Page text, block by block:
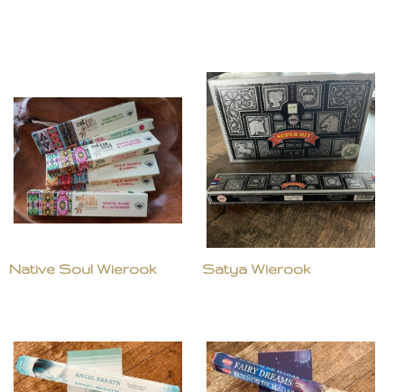
Native Soul Wierook Satya Wierook